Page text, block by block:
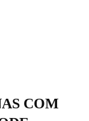
COM